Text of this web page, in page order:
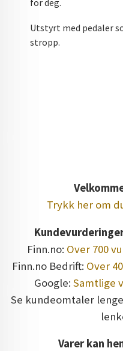
for deg.
Utstyrt med pedaler
stropp.
Trykk her om
Finn.no: Over 700
Finn.no Bedrift: Over
Google: Samtlige
Se kundeomtaler
Varer kan